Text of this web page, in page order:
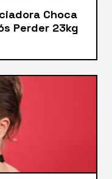
Choca
Perder 23kg